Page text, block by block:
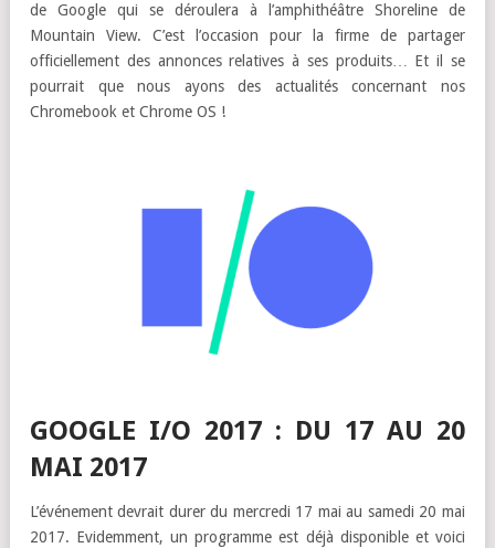
de Google qui se déroulera à l’amphithéâtre Shoreline de
Mountain View. C’est l’occasion pour la firme de partager
officiellement des annonces relatives à ses produits… Et il se
pourrait que nous ayons des actualités concernant nos
Chromebook et Chrome OS !
GOOGLE I/O 2017 : DU 17 AU 20
MAI 2017
L’événement devrait durer du mercredi 17 mai au samedi 20 mai
2017. Evidemment, un programme est déjà disponible et voici